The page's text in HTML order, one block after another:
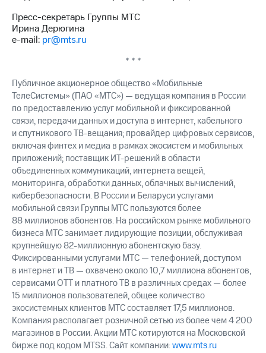
облигаций
Другое
Регистратор
Реквизиты
деловая этика
На главную
Пресс-секретарь Группы МТС
Ирина Дерюгина
e-mail: pr@mts.ru
* * *
Публичное акционерное общество «Мобильные
ТелеСистемы» (ПАО «МТС») — ведущая компания в России
по предоставлению услуг мобильной и фиксированной
связи, передачи данных и доступа в интернет, кабельного
и спутникового ТВ-вещания; провайдер цифровых сервисов,
включая финтех и медиа в рамках экосистем и мобильных
приложений; поставщик ИТ-решений в области
объединенных коммуникаций, интернета вещей,
мониторинга, обработки данных, облачных вычислений,
кибербезопасности. В России и Беларуси услугами
мобильной связи Группы МТС пользуются более
88 миллионов абонентов. На российском рынке мобильного
бизнеса МТС занимает лидирующие позиции, обслуживая
крупнейшую 82-миллионную абонентскую базу.
Фиксированными услугами МТС — телефонией, доступом
в интернет и ТВ — охвачено около 10,7 миллиона абонентов,
сервисами OTT и платного ТВ в различных средах — более
15 миллионов пользователей, общее количество
экосистемных клиентов МТС составляет 17,5 миллионов.
Компания располагает розничной сетью из более чем 4 200
магазинов в России. Акции МТС котируются на Московской
бирже под кодом MTSS. Сайт компании:www.mts.ru